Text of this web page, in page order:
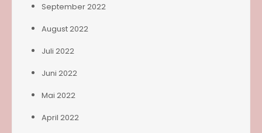
September 2022
August 2022
Juli 2022
Juni 2022
Mai 2022
April 2022